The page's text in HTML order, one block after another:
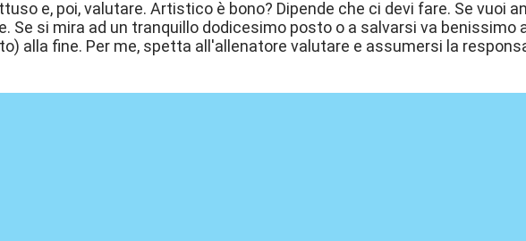
e, poi, valutare. Artistico è bono? Dipende che ci devi fare. Se vuoi
Se si mira ad un tranquillo dodicesimo posto o a salvarsi va benissimo
alla fine. Per me, spetta all'allenatore valutare e assumersi la